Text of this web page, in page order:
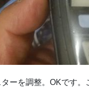
ーを調整。OKです。